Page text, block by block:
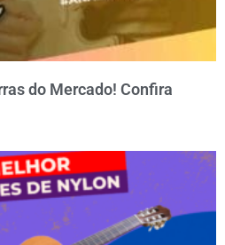
do Mercado! Confira